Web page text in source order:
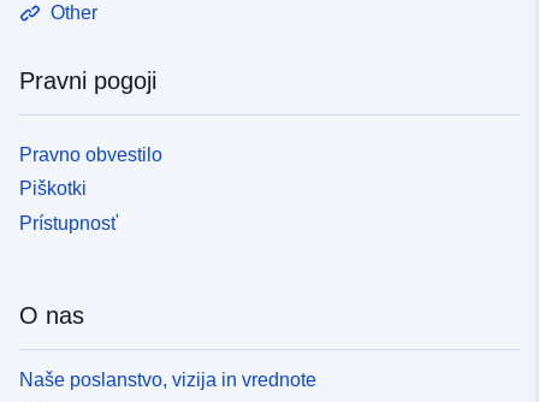
Other
Pravni pogoji
Pravno obvestilo
Piškotki
Prístupnosť
O nas
Naše poslanstvo, vizija in vrednote